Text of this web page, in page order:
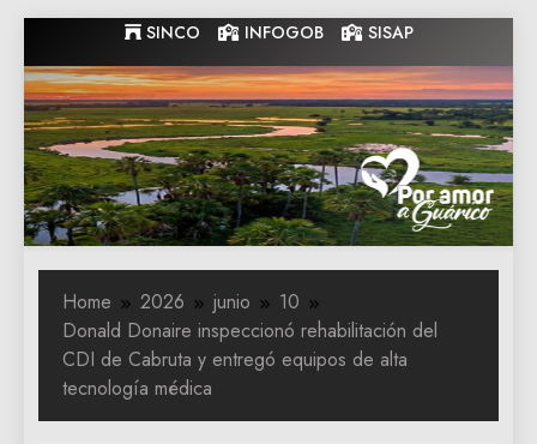
to
content
SINCO INFOGOB SISAP
Gobernacion
de Guarico
Gobernacion de Guarico
Home 2026 junio
10
‎Donald Donaire inspeccionó rehabilitación del
CDI de Cabruta y entregó equipos de alta
tecnología médica